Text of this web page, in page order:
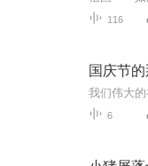
116
国庆节
6